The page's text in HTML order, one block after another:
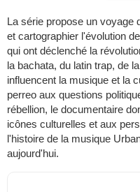
La série propose un voyage
et cartographier l'évolution
qui ont déclenché la
la bachata, du latin trap, de
influencent la musique et la
perreo aux questions
rébellion, le documentaire
icônes culturelles et aux
l'histoire de la musique
aujourd'hui.